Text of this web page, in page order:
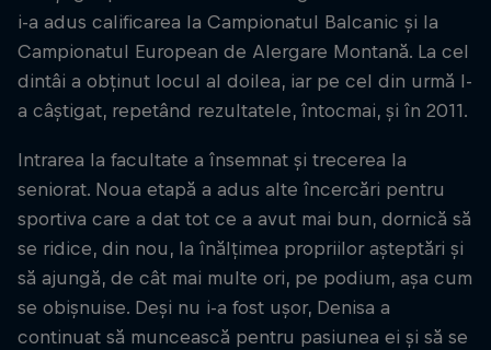
i-a adus calificarea la Campionatul Balcanic și la
Campionatul European de Alergare Montană. La cel
dintâi a obținut locul al doilea, iar pe cel din urmă l-
a câștigat, repetând rezultatele, întocmai, și în 2011.
Intrarea la facultate a însemnat și trecerea la
seniorat. Noua etapă a adus alte încercări pentru
sportiva care a dat tot ce a avut mai bun, dornică să
se ridice, din nou, la înălțimea propriilor așteptări și
să ajungă, de cât mai multe ori, pe podium, așa cum
se obișnuise. Deși nu i-a fost ușor, Denisa a
continuat să muncească pentru pasiunea ei și să se